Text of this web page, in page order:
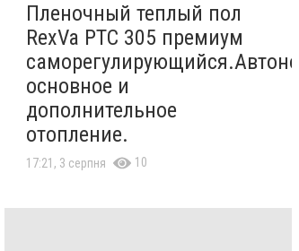
Пленочный теплый пол
RexVa PTC 305 премиум
основное и
дополнительное
отопление.
17:21, 3 серпня 10